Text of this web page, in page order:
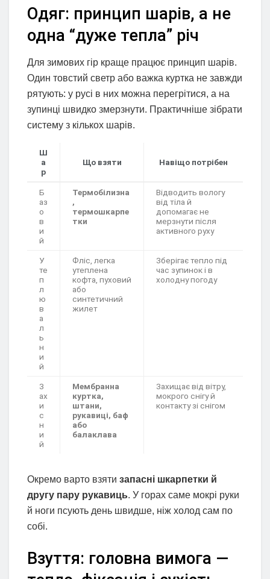
Одяг: принцип шарів, а не
одна “дуже тепла” річ
Для зимових гір краще працює принцип шарів.
Один товстий светр або важка куртка не завжди
рятують: у русі в них можна перегрітися, а на
зупинці швидко змерзнути. Практичніше зібрати
систему з кількох шарів.
Ш
а
р
Що взяти Навіщо потрібен
Б
аз
о
в
и
й
Термобілизна
,
термошкарпе
тки
Відводить вологу
від тіла й
допомагає не
мерзнути після
активного руху
У
те
п
л
ю
в
а
л
ь
н
и
й
Фліс, легка
утеплена
кофта, пуховий
або
синтетичний
жилет
Зберігає тепло під
час зупинок і в
холодну погоду
З
ах
и
с
н
и
й
Мембранна
куртка,
штани,
рукавиці, баф
або
балаклава
Захищає від вітру,
мокрого снігу й
контакту зі снігом
Окремо варто взяти запасні шкарпетки й
другу пару рукавиць. У горах саме мокрі руки
й ноги псують день швидше, ніж холод сам по
собі.
Взуття: головна вимога —